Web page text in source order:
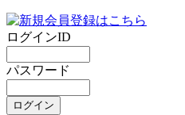
ログインID
パスワード